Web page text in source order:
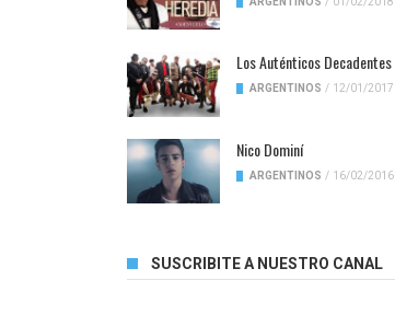
Los Auténticos Decadentes
ARGENTINOS / 12/01/2017
Nico Dominí
ARGENTINOS / 16/02/2016
SUSCRIBITE A NUESTRO CANAL